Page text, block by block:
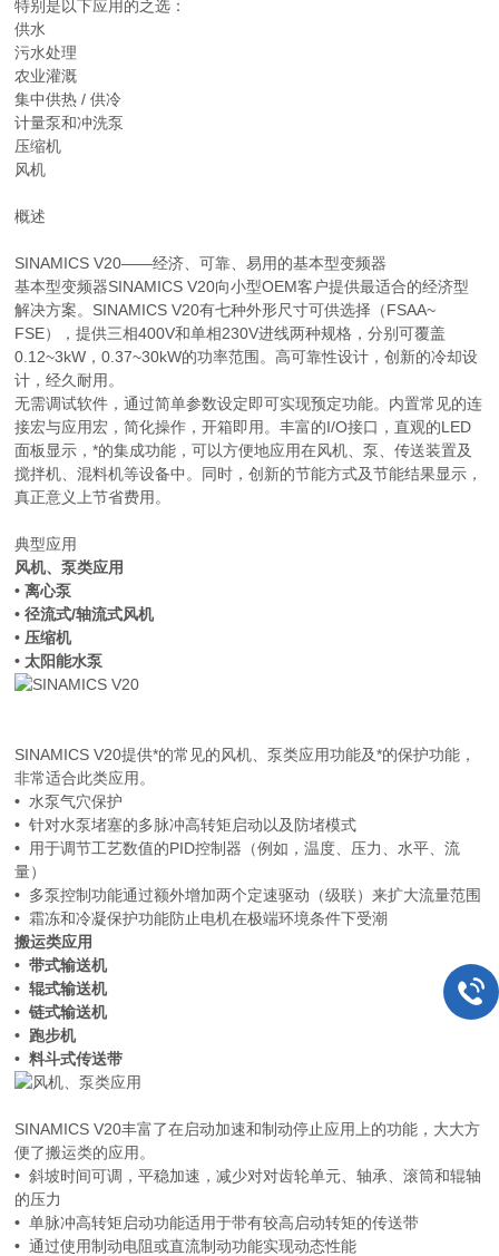
特别是以下应用的之选：
供水
污水处理
农业灌溉
集中供热 / 供冷
计量泵和冲洗泵
压缩机
风机
概述
SINAMICS V20——经济、可靠、易用的基本型变频器
基本型变频器SINAMICS V20向小型OEM客户提供最适合的经济型
解决方案。SINAMICS V20有七种外形尺寸可供选择（FSAA~
FSE），提供三相400V和单相230V进线两种规格，分别可覆盖
0.12~3kW，0.37~30kW的功率范围。高可靠性设计，创新的冷却设
计，经久耐用。
无需调试软件，通过简单参数设定即可实现预定功能。内置常见的连
接宏与应用宏，简化操作，开箱即用。丰富的I/O接口，直观的LED
面板显示，*的集成功能，可以方便地应用在风机、泵、传送装置及
搅拌机、混料机等设备中。同时，创新的节能方式及节能结果显示，
真正意义上节省费用。
典型应用
风机、泵类应用
• 离心泵
• 径流式/轴流式风机
• 压缩机
• 太阳能水泵
SINAMICS V20提供*的常见的风机、泵类应用功能及*的保护功能，
非常适合此类应用。
• 水泵气穴保护
• 针对水泵堵塞的多脉冲高转矩启动以及防堵模式
•
用于调节工艺数值的PID控制器（例如，温度、压力、水平、流
量）
• 多泵控制功能通过额外增加两个定速驱动（级联）来扩大流量范围
• 霜冻和冷凝保护功能防止电机在极端环境条件下受潮
搬运类应用
• 带式输送机
• 辊式输送机
• 链式输送机
• 跑步机
• 料斗式传送带
SINAMICS V20丰富了在启动加速和制动停止应用上的功能，大大方
便了搬运类的应用。
• 斜坡时间可调，平稳加速，减少对对齿轮单元、轴承、滚筒和辊轴
的压力
•单脉冲高转矩启动功能适用于带有较高启动转矩的传送带
•通过使用制动电阻或直流制动功能实现动态性能